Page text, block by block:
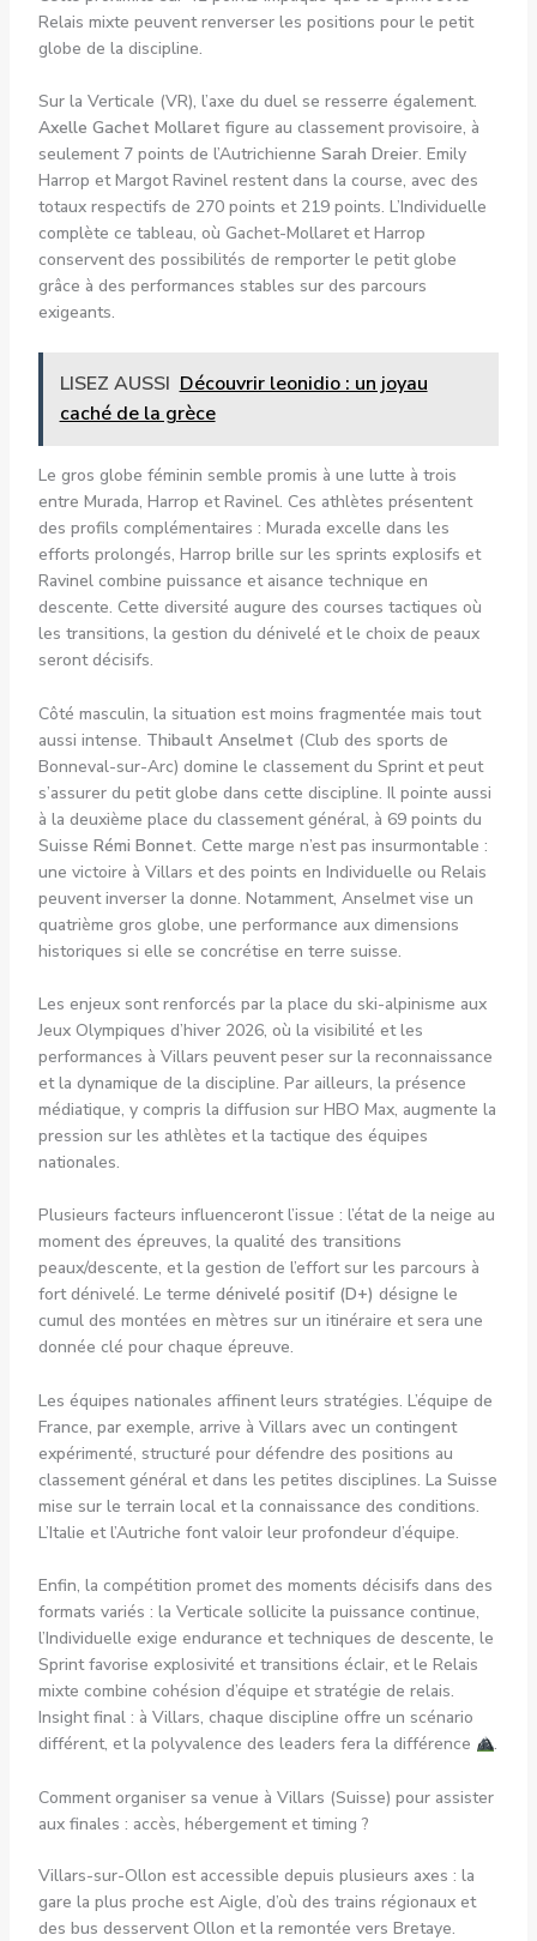
Relais mixte peuvent renverser les positions pour le petit
globe de la discipline.
Sur la Verticale (VR), l’axe du duel se resserre également.
Axelle Gachet Mollaret figure au classement provisoire, à
seulement 7 points de l’Autrichienne Sarah Dreier. Emily
Harrop et Margot Ravinel restent dans la course, avec des
totaux respectifs de 270 points et 219 points. L’Individuelle
complète ce tableau, où Gachet-Mollaret et Harrop
conservent des possibilités de remporter le petit globe
grâce à des performances stables sur des parcours
exigeants.
LISEZ AUSSI Découvrir leonidio : un joyau
caché de la grèce
Le gros globe féminin semble promis à une lutte à trois
entre Murada, Harrop et Ravinel. Ces athlètes présentent
des profils complémentaires : Murada excelle dans les
efforts prolongés, Harrop brille sur les sprints explosifs et
Ravinel combine puissance et aisance technique en
descente. Cette diversité augure des courses tactiques où
les transitions, la gestion du dénivelé et le choix de peaux
seront décisifs.
Côté masculin, la situation est moins fragmentée mais tout
aussi intense. Thibault Anselmet (Club des sports de
Bonneval-sur-Arc) domine le classement du Sprint et peut
s’assurer du petit globe dans cette discipline. Il pointe aussi
à la deuxième place du classement général, à 69 points du
Suisse Rémi Bonnet. Cette marge n’est pas insurmontable :
une victoire à Villars et des points en Individuelle ou Relais
peuvent inverser la donne. Notamment, Anselmet vise un
quatrième gros globe, une performance aux dimensions
historiques si elle se concrétise en terre suisse.
Les enjeux sont renforcés par la place du ski-alpinisme aux
Jeux Olympiques d’hiver 2026, où la visibilité et les
performances à Villars peuvent peser sur la reconnaissance
et la dynamique de la discipline. Par ailleurs, la présence
médiatique, y compris la diffusion sur HBO Max, augmente la
pression sur les athlètes et la tactique des équipes
nationales.
Plusieurs facteurs influenceront l’issue : l’état de la neige au
moment des épreuves, la qualité des transitions
peaux/descente, et la gestion de l’effort sur les parcours à
fort dénivelé. Le terme dénivelé positif (D+) désigne le
cumul des montées en mètres sur un itinéraire et sera une
donnée clé pour chaque épreuve.
Les équipes nationales affinent leurs stratégies. L’équipe de
France, par exemple, arrive à Villars avec un contingent
expérimenté, structuré pour défendre des positions au
classement général et dans les petites disciplines. La Suisse
mise sur le terrain local et la connaissance des conditions.
L’Italie et l’Autriche font valoir leur profondeur d’équipe.
Enfin, la compétition promet des moments décisifs dans des
formats variés : la Verticale sollicite la puissance continue,
l’Individuelle exige endurance et techniques de descente, le
Sprint favorise explosivité et transitions éclair, et le Relais
mixte combine cohésion d’équipe et stratégie de relais.
Insight final : à Villars, chaque discipline offre un scénario
différent, et la polyvalence des leaders fera la différence
.
Comment organiser sa venue à Villars (Suisse) pour assister
aux finales : accès, hébergement et timing ?
Villars-sur-Ollon est accessible depuis plusieurs axes : la
gare la plus proche est Aigle, d’où des trains régionaux et
des bus desservent Ollon et la remontée vers Bretaye.